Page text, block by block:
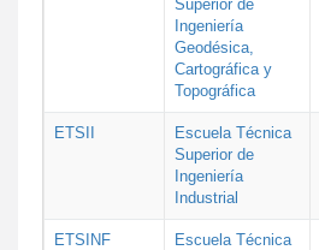
Superior de
Ingeniería
Geodésica,
Cartográfica y
Topográfica
ETSII
Escuela Técnica
Superior de
Ingeniería
Industrial
ETSINF
Escuela Técnica